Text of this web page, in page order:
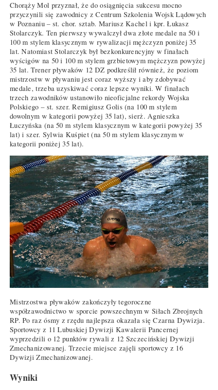
Chorąży Mol przyznał, że do osiągnięcia sukcesu mocno
przyczynili się zawodnicy z Centrum Szkolenia Wojsk Lądowych
w Poznaniu – st. chor. sztab. Mariusz Kachel i kpr. Łukasz
Stolarczyk. Ten pierwszy wywalczył dwa złote medale na 50 i
100 m stylem klasycznym w rywalizacji mężczyzn poniżej 35
lat. Natomiast Stolarczyk był bezkonkurencyjny w finałach
wyścigów na 50 i 100 m stylem grzbietowym mężczyzn powyżej
35 lat. Trener pływaków 12 DZ podkreślił również, że poziom
mistrzostw w pływaniu jest coraz wyższy i aby zdobywać
medale, trzeba uzyskiwać coraz lepsze wyniki. W finałach
trzech zawodników ustanowiło nieoficjalne rekordy Wojska
Polskiego – st. szer. Remigiusz Golis (na 100 m stylem
dowolnym w kategorii powyżej 35 lat), sierż. Agnieszka
Łuczyńska (na 50 m stylem klasycznym w kategorii powyżej 35
lat) i szer. Sylwia Kuśpiet (na 50 m stylem klasycznym w
kategorii poniżej 35 lat).
Mistrzostwa pływaków zakończyły tegoroczne
współzawodnictwo w sporcie powszechnym w Siłach Zbrojnych
RP. Po raz ósmy z rzędu najlepsza okazała się Czarna Dywizja.
Sportowcy z 11 Lubuskiej Dywizji Kawalerii Pancernej
wyprzedzili o 12 punktów rywali z 12 Szczecińskiej Dywizji
Zmechanizowanej. Trzecie miejsce zajęli sportowcy z 16
Dywizji Zmechanizowanej.
Wyniki